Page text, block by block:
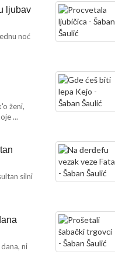
ljubav
noć
ženi,
...
silni
ni